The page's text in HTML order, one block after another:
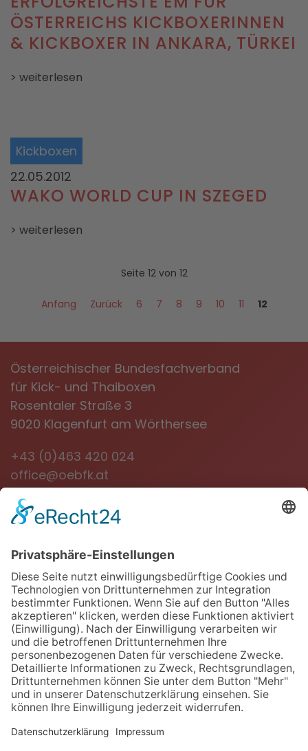
ÖSTERREICHS KICKBOXERINNEN
& KICKBOXER IN ANKARA, TÜRKEI
> weiterlesen
Kickboxen
22.05.2012
WAKO WORLD CUP IN SZEGED
> weiterlesen
Seite 12 von 12
Anfang Zurück 6 7 8 9 10 11 12
Österreichischer Bundesfachverband
für Kick- und Thaiboxen
Rosentaler Straße 3
9020 Klagenfurt am Wörthersee
+43 (0)463 420 024
office@oebfk.at
NEWSLETTER
Jetzt anmelden